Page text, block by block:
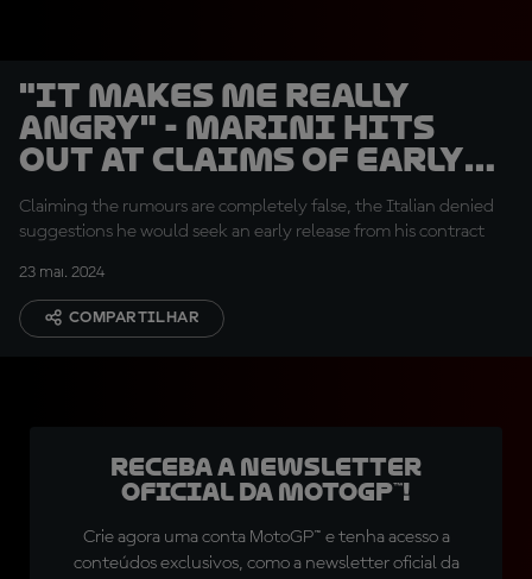
"It makes me really
angry" - Marini hits
out at claims of early
Honda exit
Claiming the rumours are completely false, the Italian denied
suggestions he would seek an early release from his contract
23 mai. 2024
COMPARTILHAR
Receba a newsletter
oficial da MotoGP™!
Crie agora uma conta MotoGP™ e tenha acesso a
conteúdos exclusivos, como a newsletter oficial da